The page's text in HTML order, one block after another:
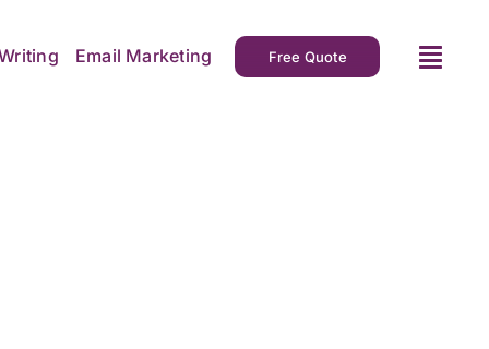
Email Marketing Free Quote